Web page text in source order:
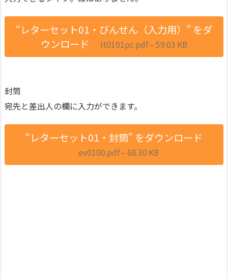
“レターセット01・びんせん（入力用）” をダ
ウンロード
lt0101pc.pdf – 59.03 KB
封筒
宛先と差出人の欄に入力ができます。
“レターセット01・封筒” をダウンロード
ev0100.pdf – 68.30 KB